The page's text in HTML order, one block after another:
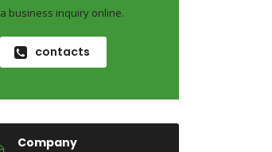
a business inquiry online.
contacts
Company